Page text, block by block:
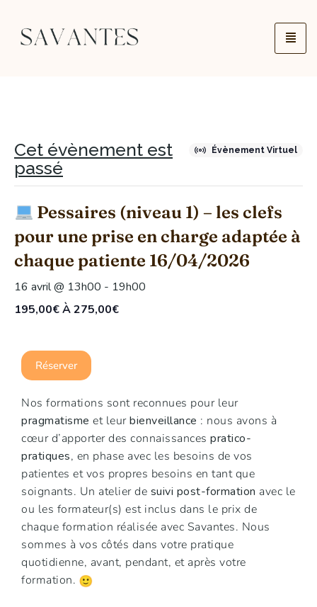
Évènement Virtuel
Cet évènement est
passé
Pessaires (niveau 1) – les clefs
pour une prise en charge adaptée à
chaque patiente 16/04/2026
16 avril @ 13h00 - 19h00
195,00€ À 275,00€
Réserver
Nos formations sont reconnues pour leur
pragmatisme et leurbienveillance : nous avons à
cœur d’apporter des connaissances pratico-
pratiques, en phase avec les besoins de vos
patientes et vos propres besoins en tant que
soignants. Un atelier de suivi post-formation avec le
ou les formateur(s) est inclus dans le prix de
chaque formation réalisée avec Savantes. Nous
sommes à vos côtés dans votre pratique
quotidienne, avant, pendant, et après votre
formation.